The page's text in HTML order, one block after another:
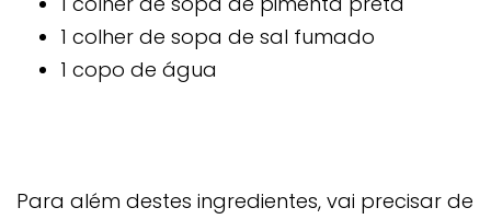
1 colher de sopa de sal fumado
1 copo de água
Para além destes ingredientes, vai precisar de